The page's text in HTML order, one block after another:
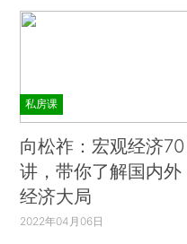
私房课
向松祚：宏观经济70
讲，带你了解国内外
经济大局
2022年04月06日